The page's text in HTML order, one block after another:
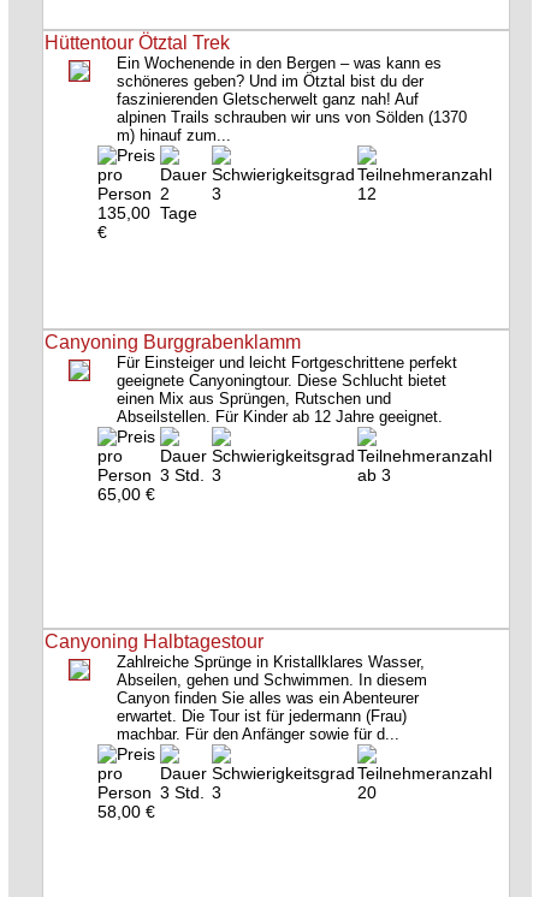
Hüttentour Ötztal Trek
Ein Wochenende in den Bergen – was kann es
schöneres geben? Und im Ötztal bist du der
faszinierenden Gletscherwelt ganz nah! Auf
alpinen Trails schrauben wir uns von Sölden (1370
m) hinauf zum...
135,00
€
2
Tage
3 12
Canyoning Burggrabenklamm
Für Einsteiger und leicht Fortgeschrittene perfekt
geeignete Canyoningtour. Diese Schlucht bietet
einen Mix aus Sprüngen, Rutschen und
Abseilstellen. Für Kinder ab 12 Jahre geeignet.
65,00 €
3 Std. 3 ab 3
Canyoning Halbtagestour
Zahlreiche Sprünge in Kristallklares Wasser,
Abseilen, gehen und Schwimmen. In diesem
Canyon finden Sie alles was ein Abenteurer
erwartet. Die Tour ist für jedermann (Frau)
machbar. Für den Anfänger sowie für d...
58,00 €
3 Std. 3 20